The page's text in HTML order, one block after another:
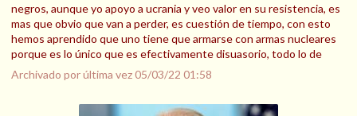
negros, aunque yo apoyo a ucrania y veo valor en su resistencia, es
mas que obvio que van a perder, es cuestión de tiempo, con esto
hemos aprendido que uno tiene que armarse con armas nucleares
porque es lo único que es efectivamente disuasorio, todo lo de
Archivado por última vez05/03/22 01:58